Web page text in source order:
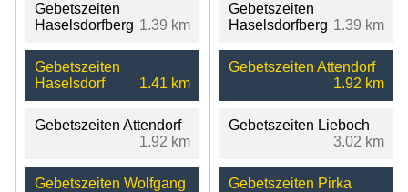
Gebetszeiten
Haselsdorfberg 1.39 km
Gebetszeiten
Haselsdorf
1.41 km
Gebetszeiten Attendorf
1.92 km
Gebetszeiten Wolfgang
Gebetszeiten
Haselsdorfberg 1.39 km
Gebetszeiten Attendorf
1.92 km
Gebetszeiten Lieboch
3.02 km
Gebetszeiten Pirka